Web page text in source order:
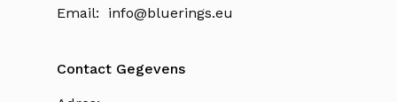
Email: info@bluerings.eu
Contact Gegevens